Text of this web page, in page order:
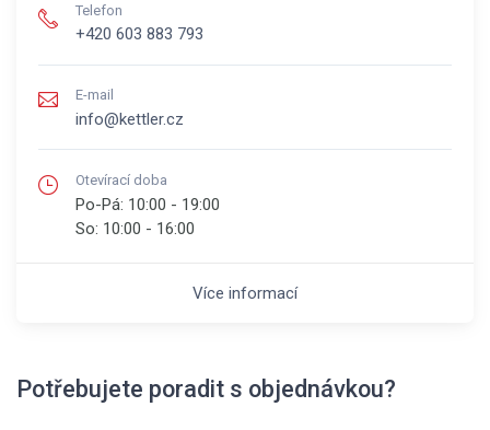
Telefon
+420 603 883 793
E-mail
info@kettler.cz
Otevírací doba
Po-Pá: 10:00 - 19:00
So: 10:00 - 16:00
Více informací
Potřebujete poradit s objednávkou?